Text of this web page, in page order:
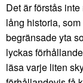
Det är förstås
lång historia,
begränsade yta
lyckas
läsa varje liten